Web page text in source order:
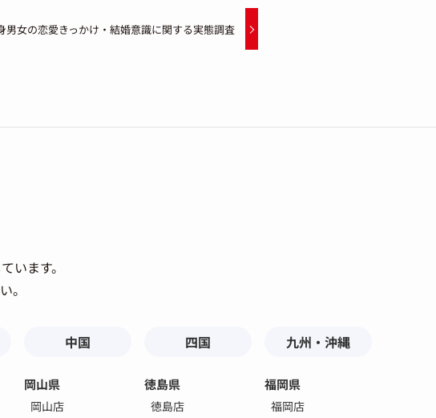
男女の恋愛きっかけ・結婚意識に関する実態調査
います。
。
中国
岡山県
岡山店
四国
徳島県
徳島店
九州・沖縄
福岡県
福岡店